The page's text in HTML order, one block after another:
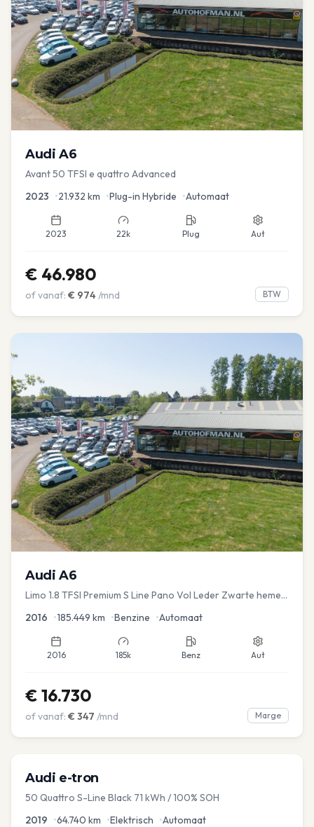
Audi A6
Avant 50 TFSI e quattro Advanced
2023 •21.932 km •Plug-in Hybride •Automaat
2023 22k Plug Aut
€ 46.980
of vanaf: € 974 /mnd BTW
Audi A6
Limo 1.8 TFSI Premium S Line Pano Vol Leder Zwarte hemel
2016 •185.449 km •Benzine •Automaat
2016 185k Benz Aut
€ 16.730
of vanaf: € 347 /mnd Marge
Audi e-tron
50 Quattro S-Line Black 71 kWh / 100% SOH
2019 •64.740 km •Elektrisch •Automaat